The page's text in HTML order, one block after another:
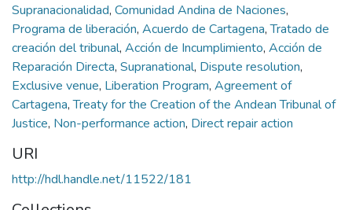
Supranacionalidad, Comunidad Andina de Naciones,
Programa de liberación, Acuerdo de Cartagena,Tratado de
creación del tribunal, Acción de Incumplimiento, Acción de
Reparación Directa, Supranational, Dispute resolution,
Exclusive venue, Liberation Program, Agreement of
Cartagena,Treaty for the Creation of the Andean Tribunal of
Justice, Non-performance action, Direct repair action
URI
http://hdl.handle.net/11522/181